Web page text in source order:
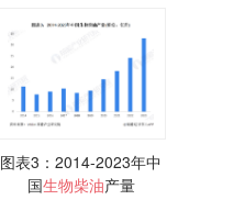
图表3：2014-2023年中
国生物柴油产量